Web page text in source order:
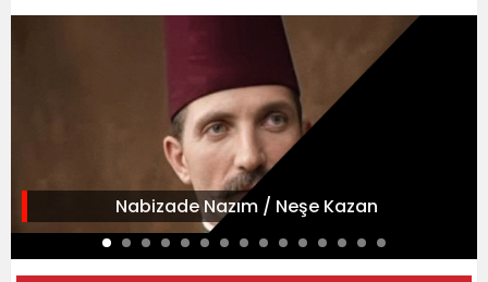
Nabizade Nazım / Neşe Kazan